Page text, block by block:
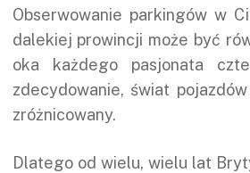
Obserwowanie parkingów w
dalekiej prowincji może być
oka każdego pasjonata
zdecydowanie, świat
zróżnicowany.
Dlatego od wielu, wielu lat